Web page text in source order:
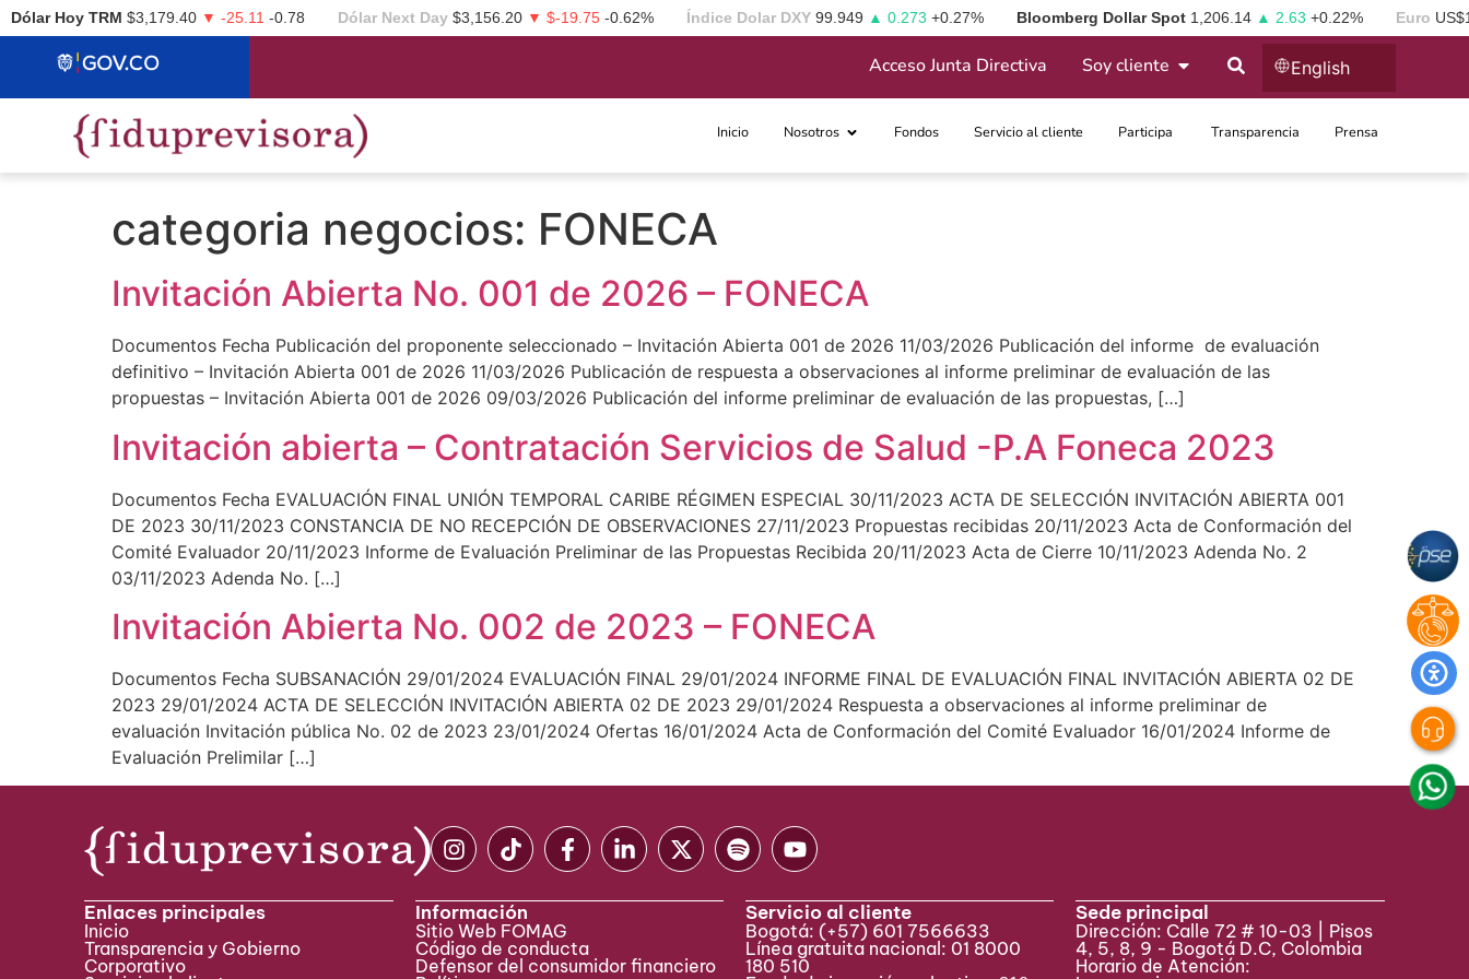
Dólar Hoy TRM $3,179.40 ▼ -25.11 -0.78 Dólar Next Day $3,156.20 ▼ $-19.75 -0.62% Índice Dolar DXY 99.949 ▲ 0.273 +0.27% Bloomberg Dollar Spot 1,206.14 ▲ 2.63 +0.22% Euro
Acceso Junta Directiva Soy cliente English
Inicio Nosotros Fondos Servicio al cliente Participa ​ Transparencia Prensa
categoria negocios: FONECA
Invitación Abierta No. 001 de 2026 – FONECA
Documentos Fecha Publicación del proponente seleccionado – Invitación Abierta 001 de 2026 11/03/2026 Publicación del informe de evaluación
definitivo – Invitación Abierta 001 de 2026 11/03/2026 Publicación de respuesta a observaciones al informe preliminar de evaluación de las
propuestas – Invitación Abierta 001 de 2026 09/03/2026 Publicación del informe preliminar de evaluación de las propuestas, […]
Invitación abierta – Contratación Servicios de Salud -P.A Foneca 2023
Documentos Fecha EVALUACIÓN FINAL UNIÓN TEMPORAL CARIBE RÉGIMEN ESPECIAL 30/11/2023 ACTA DE SELECCIÓN INVITACIÓN ABIERTA 001
DE 2023 30/11/2023 CONSTANCIA DE NO RECEPCIÓN DE OBSERVACIONES 27/11/2023 Propuestas recibidas 20/11/2023 Acta de Conformación del
Comité Evaluador 20/11/2023 Informe de Evaluación Preliminar de las Propuestas Recibida 20/11/2023 Acta de Cierre 10/11/2023 Adenda No. 2
03/11/2023 Adenda No. […]
Invitación Abierta No. 002 de 2023 – FONECA
Documentos Fecha SUBSANACIÓN 29/01/2024 EVALUACIÓN FINAL 29/01/2024 INFORME FINAL DE EVALUACIÓN FINAL INVITACIÓN ABIERTA 02 DE
2023 29/01/2024 ACTA DE SELECCIÓN INVITACIÓN ABIERTA 02 DE 2023 29/01/2024 Respuesta a observaciones al informe preliminar de
evaluación Invitación pública No. 02 de 2023 23/01/2024 Ofertas 16/01/2024 Acta de Conformación del Comité Evaluador 16/01/2024 Informe de
Evaluación Prelimilar […]
Enlaces principales
Inicio
Transparencia y Gobierno
Corporativo
Información
Sitio Web FOMAG
Código de conducta
Defensor del consumidor financiero
Servicio al cliente
Bogotá: (+57) 601 7566633
Línea gratuita nacional: 01 8000
180 510
Sede principal
Dirección: Calle 72 # 10-03 | Pisos
4, 5, 8, 9 - Bogotá D.C, Colombia
Horario de Atención: